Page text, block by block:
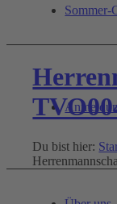
Sommer-
Du bist hier: